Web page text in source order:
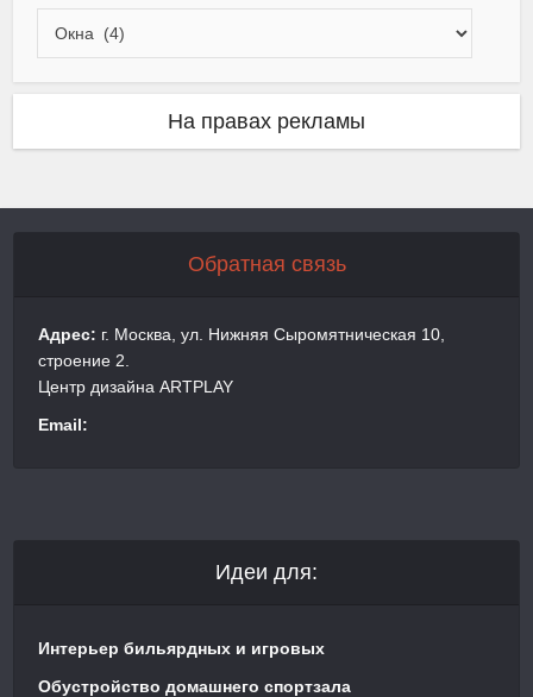
На правах рекламы
Обратная связь
Адрес: г. Москва, ул. Нижняя Сыромятническая 10,
строение 2.
Центр дизайна ARTPLAY
Email:
Идеи для:
Интерьер бильярдных и игровых
Обустройство домашнего спортзала